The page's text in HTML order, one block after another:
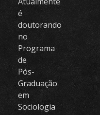
é
doutorando
no
Programa
de
Pós-
Graduação
em
Sociologia